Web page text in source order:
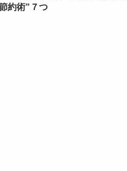
約術”７つ